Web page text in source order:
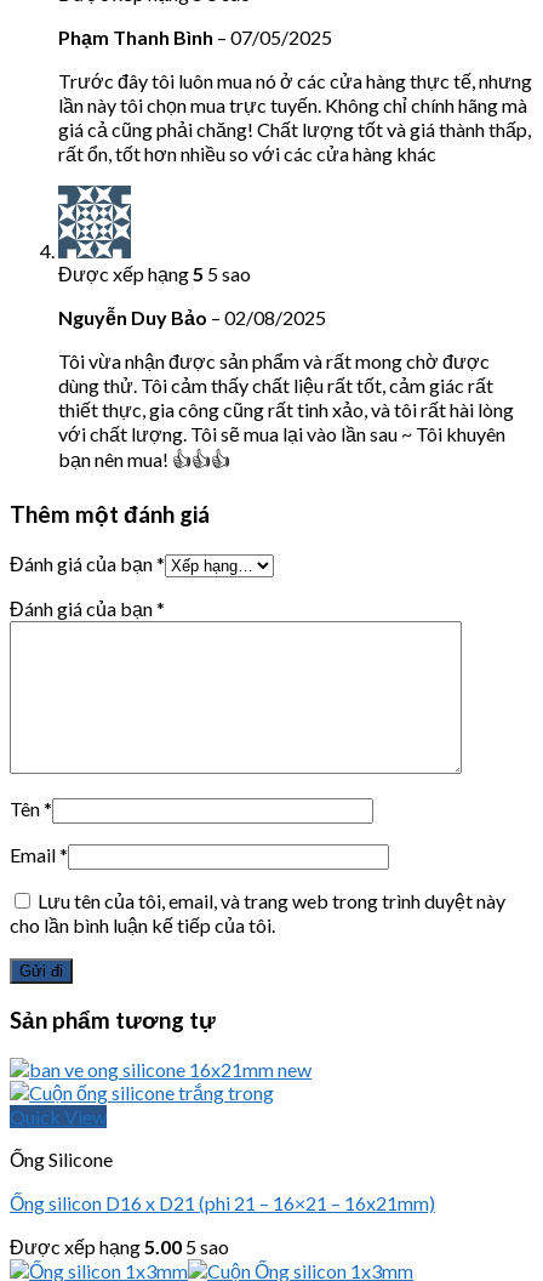
Phạm Thanh Bình – 07/05/2025
Trước đây tôi luôn mua nó ở các cửa hàng thực tế, nhưng
lần này tôi chọn mua trực tuyến. Không chỉ chính hãng mà
giá cả cũng phải chăng! Chất lượng tốt và giá thành thấp,
rất ổn, tốt hơn nhiều so với các cửa hàng khác
Được xếp hạng 5 5 sao
Nguyễn Duy Bảo – 02/08/2025
Tôi vừa nhận được sản phẩm và rất mong chờ được
dùng thử. Tôi cảm thấy chất liệu rất tốt, cảm giác rất
thiết thực, gia công cũng rất tinh xảo, và tôi rất hài lòng
với chất lượng. Tôi sẽ mua lại vào lần sau ~ Tôi khuyên
bạn nên mua! 👍👍👍
Thêm một đánh giá
Đánh giá của bạn*
Đánh giá của bạn*
Tên*
Email*
Lưu tên của tôi, email, và trang web trong trình duyệt này
cho lần bình luận kế tiếp của tôi.
Sản phẩm tương tự
Quick View
Ống Silicone
Ống silicon D16 x D21 (phi 21 – 16×21 – 16x21mm)
Được xếp hạng 5.00 5 sao